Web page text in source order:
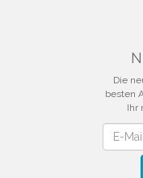
Die
besten
Ihr